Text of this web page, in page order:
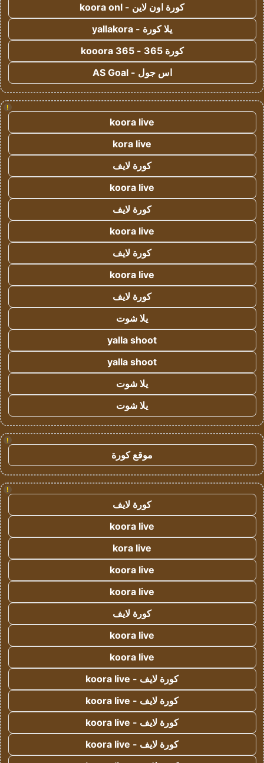
كورة اون لاين - koora onl
يلا كورة - yallakora
كورة 365 - kooora 365
اس جول - AS Goal
!
koora live
kora live
كورة لايف
koora live
كورة لايف
koora live
كورة لايف
koora live
كورة لايف
يلا شوت
yalla shoot
yalla shoot
يلا شوت
يلا شوت
!
موقع كورة
!
كورة لايف
koora live
kora live
koora live
koora live
كورة لايف
koora live
koora live
كورة لايف - koora live
كورة لايف - koora live
كورة لايف - koora live
كورة لايف - koora live